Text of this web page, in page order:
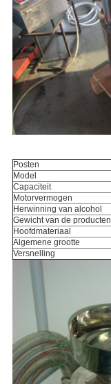
Posten
Model
Capaciteit
Motorvermogen
Herwinning van alcohol
Gewicht van de producten
Hoofdmateriaal
Algemene grootte
Versnelling